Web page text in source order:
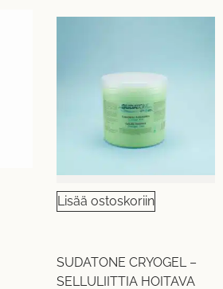
Lisää ostoskoriin
SUDATONE CRYOGEL –
SELLULIITTIA HOITAVA